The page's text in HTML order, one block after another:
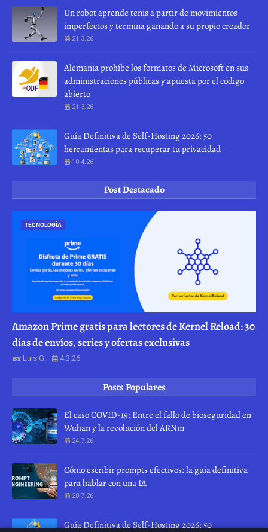
Un robot aprende tenis a partir de movimientos
imperfectos y termina ganando a su propio creador
21.3.26
Alemania prohíbe los formatos de Microsoft en sus
administraciones públicas y apuesta por el código
abierto
21.3.26
Guía Definitiva de Self-Hosting 2026: 50
herramientas para recuperar tu privacidad
10.4.26
Post Destacado
TECNOLOGÍA
Amazon Prime gratis para lectores de Kernel Reload: 30
días de envíos, series y ofertas exclusivas
Luis G. 4.3.26
Posts Populares
El caso COVID-19: Entre el fallo de bioseguridad en
Wuhan y la revolución del ARNm
24.7.26
Cómo escribir prompts efectivos: la guía definitiva
para hablar con una IA
28.7.26
Guía Definitiva de Self-Hosting 2026: 50